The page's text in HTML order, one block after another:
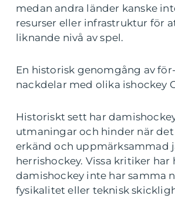
medan andra länder kanske
resurser eller infrastruktur för
liknande nivå av spel.
En historisk genomgång av
nackdelar med olika ishockey
Historiskt sett har
utmaningar och hinder när
erkänd och uppmärksammad
herrishockey. Vissa kritiker har
damishockey inte har samma
fysikalitet eller teknisk